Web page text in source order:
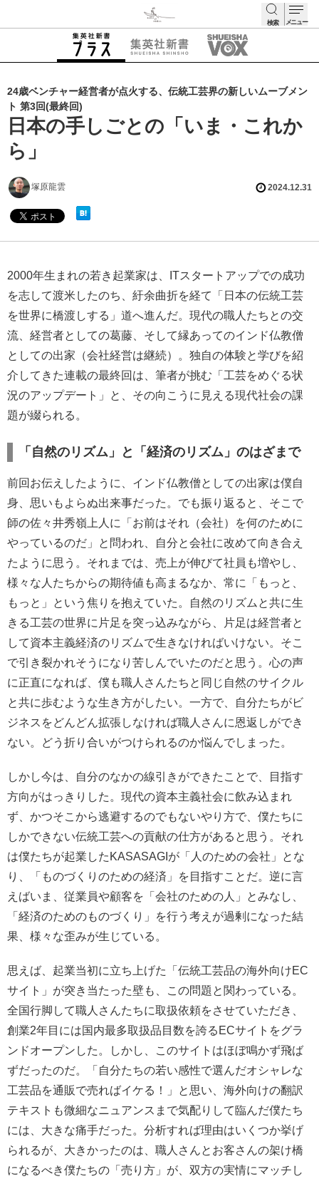
検索 メニュー
24歳ベンチャー経営者が点火する、伝統工芸界の新しいムーブメン
ト 第3回(最終回)
日本の手しごとの「いま・これか
ら」
塚原龍雲 2024.12.31
2000年生まれの若き起業家は、ITスタートアップでの成功
を志して渡米したのち、紆余曲折を経て「日本の伝統工芸
を世界に橋渡しする」道へ進んだ。現代の職人たちとの交
流、経営者としての葛藤、そして縁あってのインド仏教僧
としての出家（会社経営は継続）。独自の体験と学びを紹
介してきた連載の最終回は、筆者が挑む「工芸をめぐる状
況のアップデート」と、その向こうに見える現代社会の課
題が綴られる。
「自然のリズム」と「経済のリズム」のはざまで
前回お伝えしたように、インド仏教僧としての出家は僕自
身、思いもよらぬ出来事だった。でも振り返ると、そこで
師の佐々井秀嶺上人に「お前はそれ（会社）を何のために
やっているのだ」と問われ、自分と会社に改めて向き合え
たように思う。それまでは、売上が伸びて社員も増やし、
様々な人たちからの期待値も高まるなか、常に「もっと、
もっと」という焦りを抱えていた。自然のリズムと共に生
きる工芸の世界に片足を突っ込みながら、片足は経営者と
して資本主義経済のリズムで生きなければいけない。そこ
で引き裂かれそうになり苦しんでいたのだと思う。心の声
に正直になれば、僕も職人さんたちと同じ自然のサイクル
と共に歩むような生き方がしたい。一方で、自分たちがビ
ジネスをどんどん拡張しなければ職人さんに恩返しができ
ない。どう折り合いがつけられるのか悩んでしまった。
しかし今は、自分のなかの線引きができたことで、目指す
方向がはっきりした。現代の資本主義社会に飲み込まれ
ず、かつそこから逃避するのでもないやり方で、僕たちに
しかできない伝統工芸への貢献の仕方があると思う。それ
は僕たちが起業したKASASAGIが「人のための会社」とな
り、「ものづくりのための経済」を目指すことだ。逆に言
えばいま、従業員や顧客を「会社のための人」とみなし、
「経済のためのものづくり」を行う考えが過剰になった結
果、様々な歪みが生じている。
思えば、起業当初に立ち上げた「伝統工芸品の海外向けEC
サイト」が突き当たった壁も、この問題と関わっている。
全国行脚して職人さんたちに取扱依頼をさせていただき、
創業2年目には国内最多取扱品目数を誇るECサイトをグラ
ンドオープンした。しかし、このサイトはほぼ鳴かず飛ば
ずだったのだ。「自分たちの若い感性で選んだオシャレな
工芸品を通販で売ればイケる！」と思い、海外向けの翻訳
テキストも微細なニュアンスまで気配りして臨んだ僕たち
には、大きな痛手だった。分析すれば理由はいくつか挙げ
られるが、大きかったのは、職人さんとお客さんの架け橋
になるべき僕たちの「売り方」が、双方の実情にマッチし